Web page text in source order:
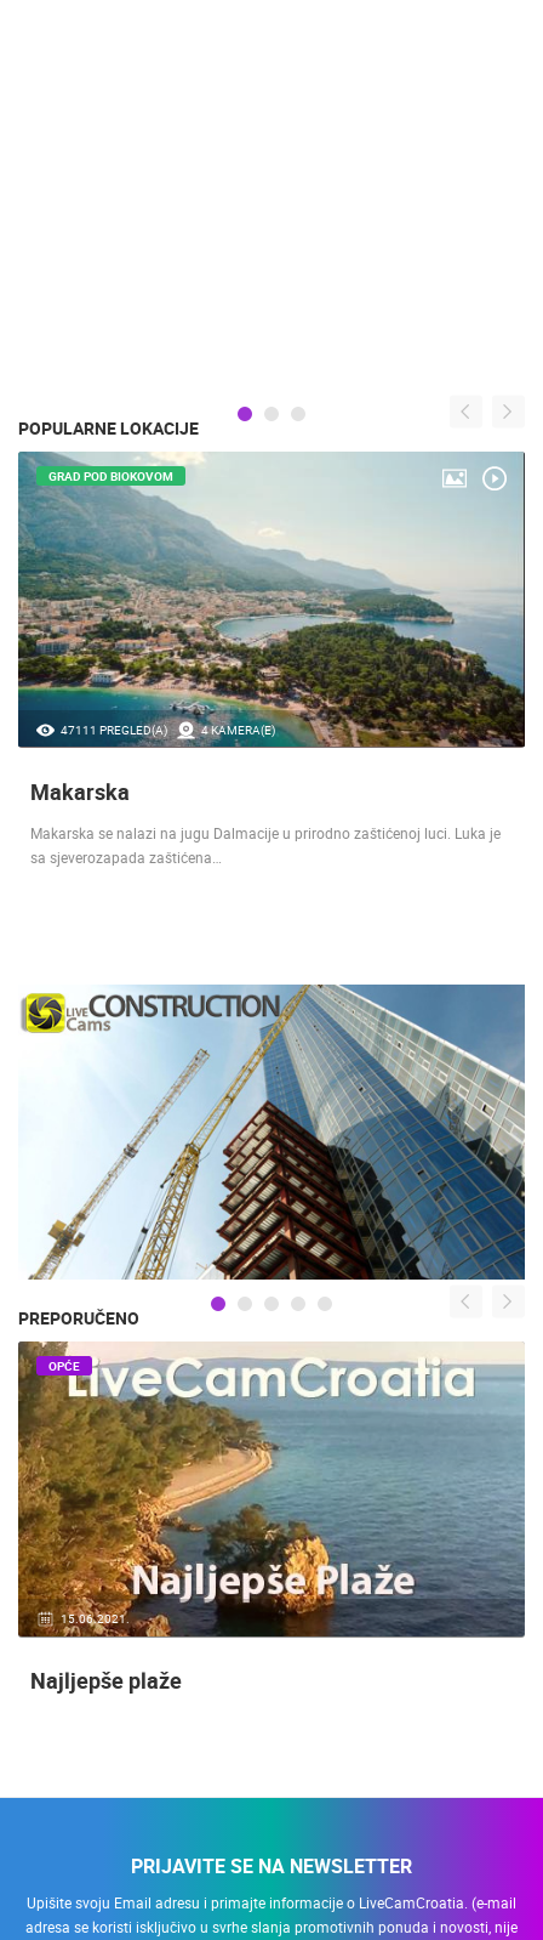
POPULARNE LOKACIJE
47111 PREGLED(A) 4 KAMERA(E)
GRAD POD BIOKOVOM
Makarska
Makarska se nalazi na jugu Dalmacije u prirodno zaštićenoj luci. Luka je
sa sjeverozapada zaštićena…
PREPORUČENO
15.06.2021.
OPĆE
Najljepše plaže
PRIJAVITE SE NA NEWSLETTER
Upišite svoju Email adresu i primajte informacije o LiveCamCroatia. (e-mail
adresa se koristi isključivo u svrhe slanja promotivnih ponuda i novosti, nije